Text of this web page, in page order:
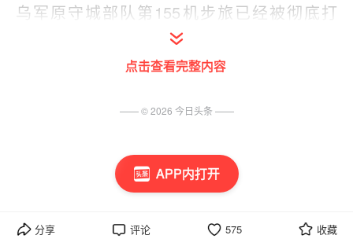
APP内打开
乌军原守城部队第155机步旅已经被彻底打
垮，全旅仅剩的700多人已经撤出城区，分散
驻守在E50公路沿线和米尔诺格勒镇，负责保
军城，请求撤离红军城的要求也被泽连斯基拒
泽连斯基打的是政治仗，如果乌军撤出红军
点击查看完整内容
分享 评论 575 收藏
—— ©2026 今日头条 ——